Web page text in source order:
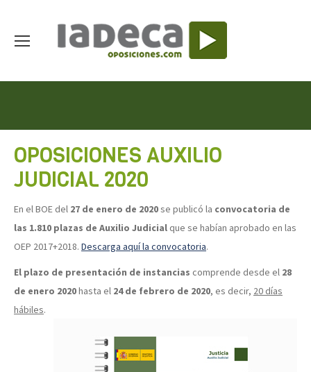
OPOSICIONES AUXILIO
JUDICIAL 2020
En el BOE del 27 de enero de 2020se publicó la convocatoria de
las 1.810 plazas de Auxilio Judicial que se habían aprobado en las
OEP 2017+2018. Descarga aquí la convocatoria.
El plazo de presentación de instancias comprende desde el 28
de enero 2020hasta el 24 de febrero de 2020, es decir, 20 días
hábiles.